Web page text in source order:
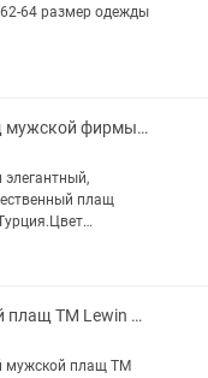
62-64 размер одежды
Не дорого плащ мужской фирмы Турция.Размер XL, подойдёт на 50-52, чёрный цв
плащ
и б/
Новый мужской плащ TM Lewin 40р
плащ TM